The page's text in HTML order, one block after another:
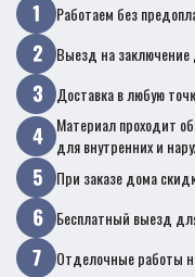
Работаем без
Выезд на заключение
Доставка в любую
Материал проходит
для внутренних и
При заказе дома
Бесплатный выезд
Отделочные работы